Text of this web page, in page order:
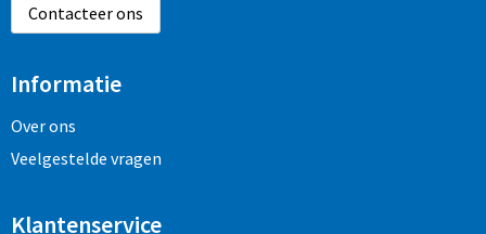
Contacteer ons
Informatie
Over ons
Veelgestelde vragen
Klantenservice